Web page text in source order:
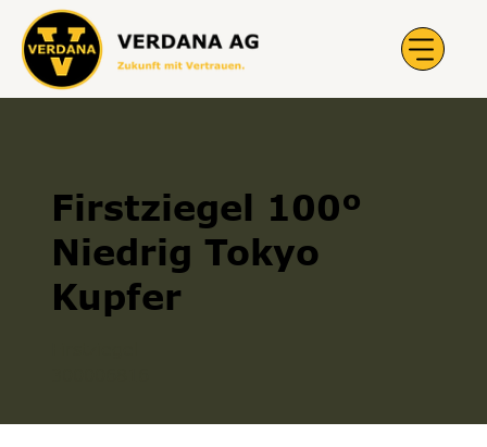
Firstziegel 100º
Niedrig Tokyo
Kupfer